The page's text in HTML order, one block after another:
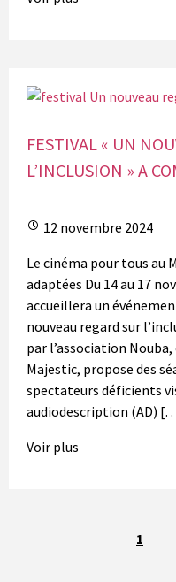
FESTIVAL « UN
L’INCLUSION » A
12 novembre 2024
Le cinéma pour tous au
adaptées Du 14 au 17
accueillera un
nouveau regard sur
par l’association
Majestic, propose des
spectateurs déficients
audiodescription (AD)
Voir plus
1